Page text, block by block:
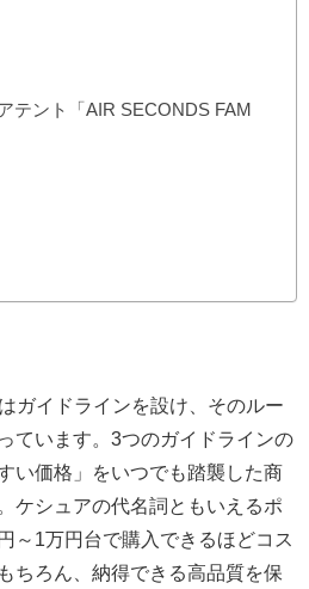
テント「AIR SECONDS FAM
ガイドラインを設け、そのルー
ています。3つのガイドラインの
い価格」をいつでも踏襲した商
ケシュアの代名詞ともいえるポ
～1万円台で購入できるほどコス
ちろん、納得できる高品質を保